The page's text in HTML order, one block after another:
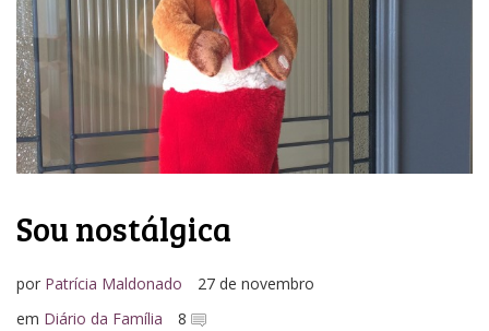
Sou nostálgica
por Patrícia Maldonado
27 de novembro
em Diário da Família 8